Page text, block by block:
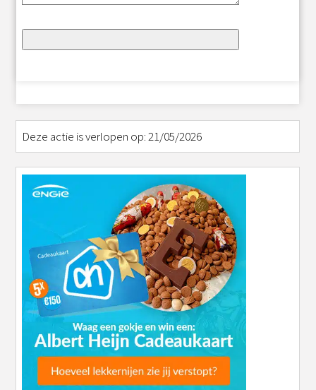
Deze actie is verlopen op: 21/05/2026